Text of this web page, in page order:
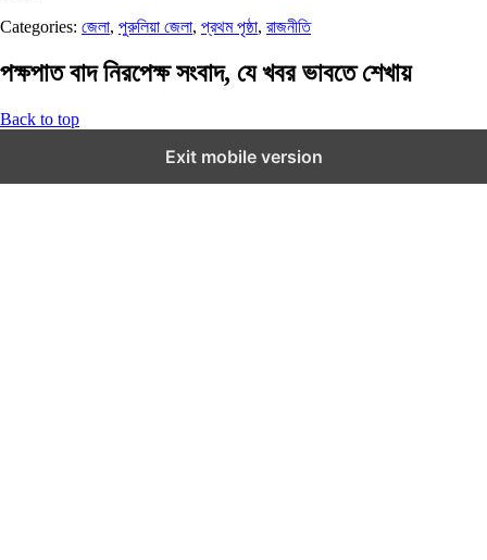
Categories: জেলা, পুরুলিয়া জেলা, প্রথম পৃষ্ঠা, রাজনীতি
পক্ষপাত বাদ নিরপেক্ষ সংবাদ, যে খবর ভাবতে শেখায়
Back to top
Exit mobile version